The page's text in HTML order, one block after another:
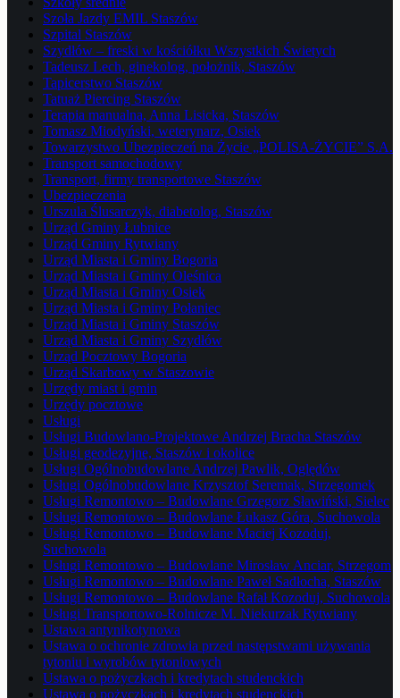
Szoła Jazdy EMIL Staszów
Szpital Staszów
Szydłów – freski w kościółku Wszystkich Świetych
Tadeusz Lech, ginekolog, położnik, Staszów
Tapicerstwo Staszów
Tatuaż Piercing Staszów
Terapia manualna, Anna Lisicka, Staszów
Tomasz Miodyński, weterynarz, Osiek
Towarzystwo Ubezpieczeń na Życie „POLISA-ŻYCIE” S.A.
Transport samochodowy
Transport, firmy transportowe Staszów
Ubezpieczenia
Urszula Ślusarczyk, diabetolog, Staszów
Urząd Gminy Łubnice
Urząd Gminy Rytwiany
Urząd Miasta i Gminy Bogoria
Urząd Miasta i Gminy Oleśnica
Urząd Miasta i Gminy Osiek
Urząd Miasta i Gminy Połaniec
Urząd Miasta i Gminy Staszów
Urząd Miasta i Gminy Szydłów
Urząd Pocztowy Bogoria
Urząd Skarbowy w Staszowie
Urzędy miast i gmin
Urzędy pocztowe
Usługi
Usługi Budowlano-Projektowe Andrzej Bracha Staszów
Usługi geodezyjne, Staszów i okolice
Usługi Ogólnobudowlane Andrzej Pawlik, Oględów
Usługi Ogólnobudowlane Krzysztof Seremak, Strzegomek
Usługi Remontowo – Budowlane Grzegorz Sławiński, Sielec
Usługi Remontowo – Budowlane Łukasz Góra, Suchowola
Usługi Remontowo – Budowlane Maciej Kozoduj,
Suchowola
Usługi Remontowo – Budowlane Mirosław Anciar, Strzegom
Usługi Remontowo – Budowlane Paweł Sadłocha, Staszów
Usługi Remontowo – Budowlane Rafał Kozoduj, Suchowola
Usługi Transportowo-Rolnicze M. Niekurzak Rytwiany
Ustawa antynikotynowa
Ustawa o ochronie zdrowia przed następstwami używania
tytoniu i wyrobów tytoniowych
Ustawa o pożyczkach i kredytach studenckich
Ustawa o pożyczkach i kredytach studenckich